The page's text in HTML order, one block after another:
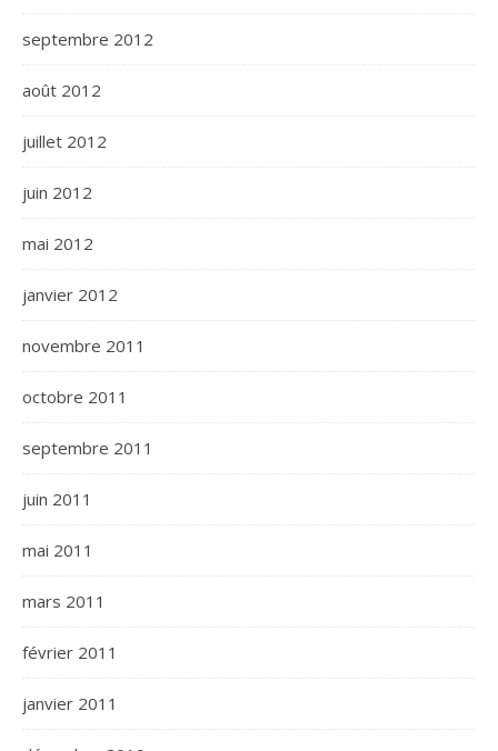
septembre 2012
août 2012
juillet 2012
juin 2012
mai 2012
janvier 2012
novembre 2011
octobre 2011
septembre 2011
juin 2011
mai 2011
mars 2011
février 2011
janvier 2011